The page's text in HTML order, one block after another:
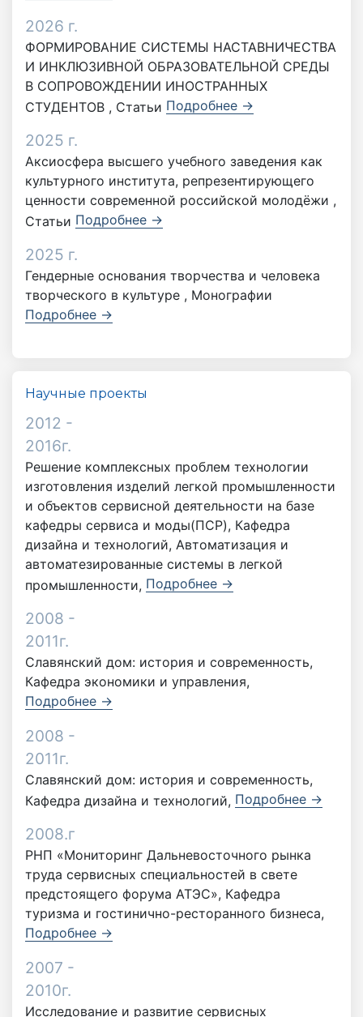
2026 г.
ФОРМИРОВАНИЕ СИСТЕМЫ НАСТАВНИЧЕСТВА
И ИНКЛЮЗИВНОЙ ОБРАЗОВАТЕЛЬНОЙ СРЕДЫ
В СОПРОВОЖДЕНИИ ИНОСТРАННЫХ
СТУДЕНТОВ , Статьи Подробнее →
2025 г.
Аксиосфера высшего учебного заведения как
культурного института, репрезентирующего
ценности современной российской молодёжи ,
Статьи Подробнее →
2025 г.
Гендерные основания творчества и человека
творческого в культуре , Монографии
Подробнее →
Научные проекты
2012 -
2016г.
Решение комплексных проблем технологии
изготовления изделий легкой промышленности
и объектов сервисной деятельности на базе
кафедры сервиса и моды(ПСР), Кафедра
дизайна и технологий, Автоматизация и
автоматезированные системы в легкой
промышленности, Подробнее →
2008 -
2011г.
Славянский дом: история и современность,
Кафедра экономики и управления,
Подробнее →
2008 -
2011г.
Славянский дом: история и современность,
Кафедра дизайна и технологий, Подробнее →
2008.г
РНП «Мониторинг Дальневосточного рынка
труда сервисных специальностей в свете
предстоящего форума АТЭС», Кафедра
туризма и гостинично-ресторанного бизнеса,
Подробнее →
2007 -
2010г.
Исследование и развитие сервисных